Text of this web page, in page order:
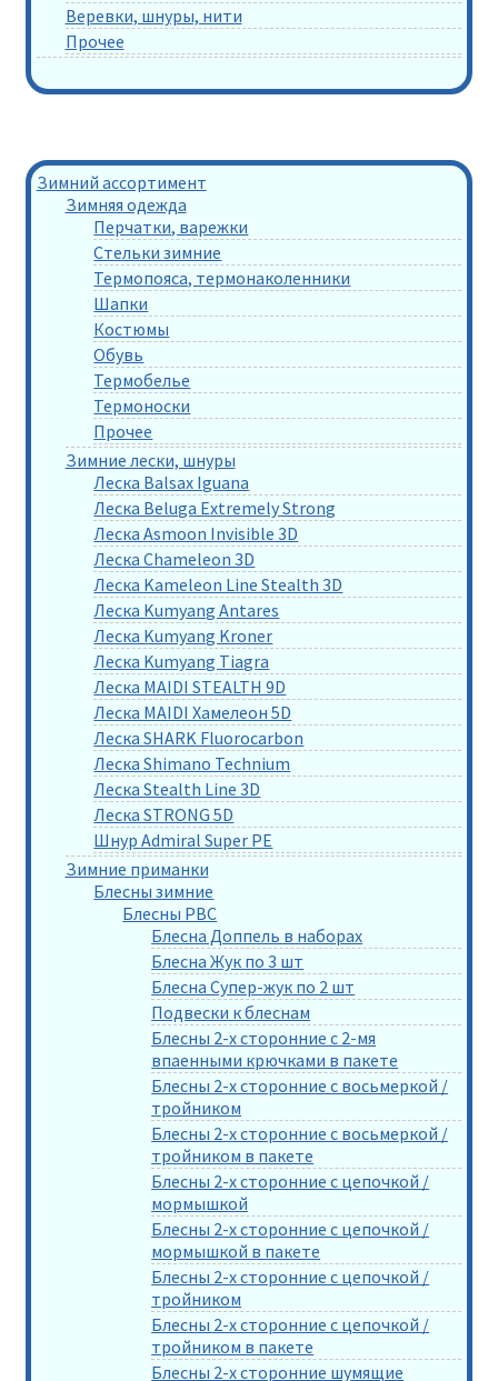
Веревки, шнуры, нити
Прочее
Зимний ассортимент
Зимняя одежда
Перчатки, варежки
Стельки зимние
Термопояса, термонаколенники
Шапки
Костюмы
Обувь
Термобелье
Термоноски
Прочее
Зимние лески, шнуры
Леска Balsax Iguana
Леска Beluga Extremely Strong
Леска Asmoon Invisible 3D
Леска Chameleon 3D
Леска Kameleon Line Stealth 3D
Леска Kumyang Antares
Леска Kumyang Kroner
Леска Kumyang Tiagra
Леска MAIDI STEALTH 9D
Леска MAIDI Хамелеон 5D
Леска SHARK Fluorocarbon
Леска Shimano Technium
Леска Stealth Line 3D
Леска STRONG 5D
Шнур Admiral Super PE
Зимние приманки
Блесны зимние
Блесны РВС
Блесна Доппель в наборах
Блесна Жук по 3 шт
Блесна Супер-жук по 2 шт
Подвески к блеснам
Блесны 2-х сторонние с 2-мя
впаенными крючками в пакете
Блесны 2-х сторонние с восьмеркой /
тройником
Блесны 2-х сторонние с восьмеркой /
тройником в пакете
Блесны 2-х сторонние с цепочкой /
мормышкой
Блесны 2-х сторонние с цепочкой /
мормышкой в пакете
Блесны 2-х сторонние с цепочкой /
тройником
Блесны 2-х сторонние с цепочкой /
тройником в пакете
Блесны 2-х сторонние шумящие